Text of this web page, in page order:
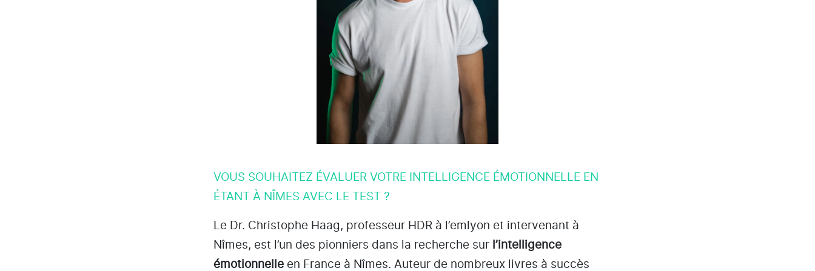
VOUS SOUHAITEZ ÉVALUER VOTRE INTELLIGENCE ÉMOTIONNELLE EN
ÉTANT À NÎMES AVEC LE TEST ?
Le Dr. Christophe Haag, professeur HDR à l’emlyon et intervenant à
Nîmes, est l’un des pionniers dans la recherche sur l’intelligence
émotionnelleen France à Nîmes. Auteur de nombreux livres à succès